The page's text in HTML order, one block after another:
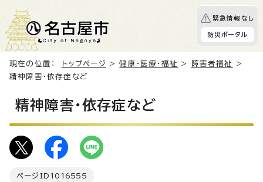
緊急情報なし
防災ポータル
現在の位置： トップページ >健康・医療・福祉 > 障害者福祉
>
精神障害・依存症など
精神障害・依存症など
ページID 1016555